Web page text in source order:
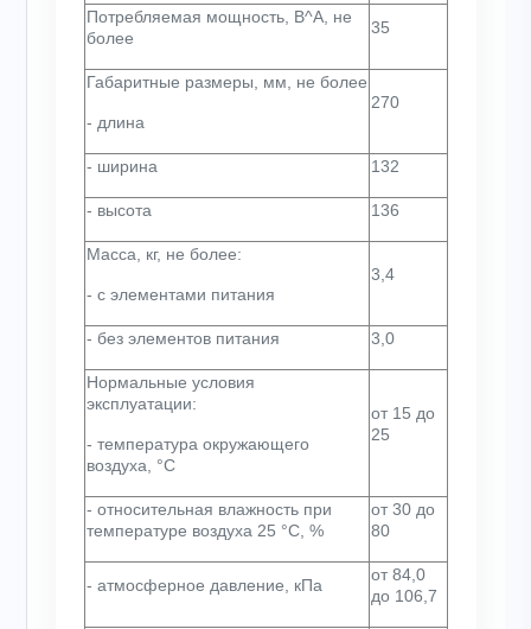
Потребляемая мощность, В^А, не
более
35
Габаритные размеры, мм, не более
- длина
270
- ширина 132
- высота 136
Масса, кг, не более:
- с элементами питания
3,4
- без элементов питания 3,0
Нормальные условия
эксплуатации:
- температура окружающего
воздуха, °С
от 15 до
25
- относительная влажность при
температуре воздуха 25 °С, %
от 30 до
80
- атмосферное давление, кПа
от 84,0
до 106,7